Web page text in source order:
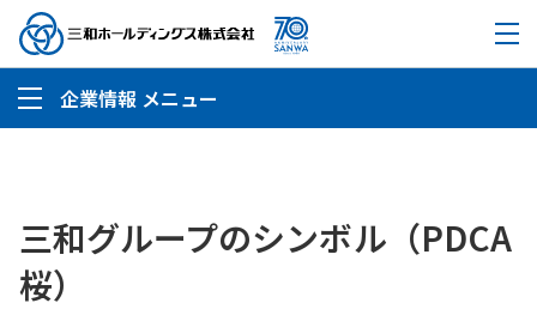
企業情報 メニュー
三和グループのシンボル（PDCA
桜）